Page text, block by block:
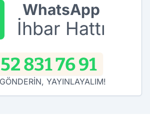
WhatsApp
İhbar Hattı
831 76 91
YAYINLAYALIM!